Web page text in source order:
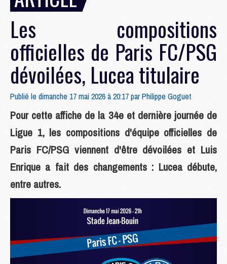
Les compositions
officielles de Paris FC/PSG
dévoilées, Lucea titulaire
Publié le dimanche 17 mai 2026 à 20:17 parPhilippe Goguet
Pour cette affiche de la 34e et dernière journée de
Ligue 1, les compositions d'équipe officielles de
Paris FC/PSG viennent d'être dévoilées et Luis
Enrique a fait des changements : Lucea débute,
entre autres.